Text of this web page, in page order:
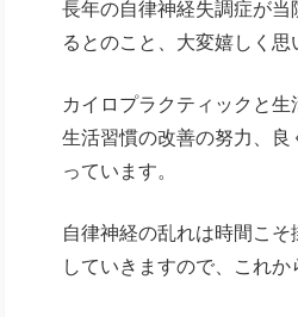
長年の自律神経失調症が
るとのこと、大変嬉しく思
カイロプラクティックと
生活習慣の改善の努力、
っています。
自律神経の乱れは時間こ
していきますので、これか